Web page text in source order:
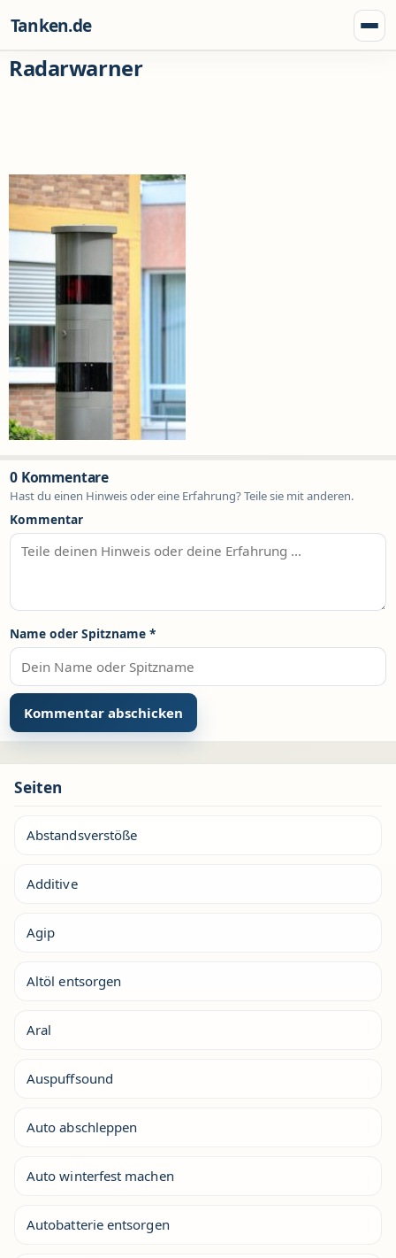
Tanken.de
Radarwarner
0 Kommentare
Hast du einen Hinweis oder eine Erfahrung? Teile sie mit anderen.
Kommentar
Name oder Spitzname *
Seiten
Abstandsverstöße
Additive
Agip
Altöl entsorgen
Aral
Auspuffsound
Auto abschleppen
Auto winterfest machen
Autobatterie entsorgen